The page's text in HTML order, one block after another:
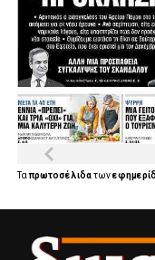
Ταπρωτοσέλιδατων